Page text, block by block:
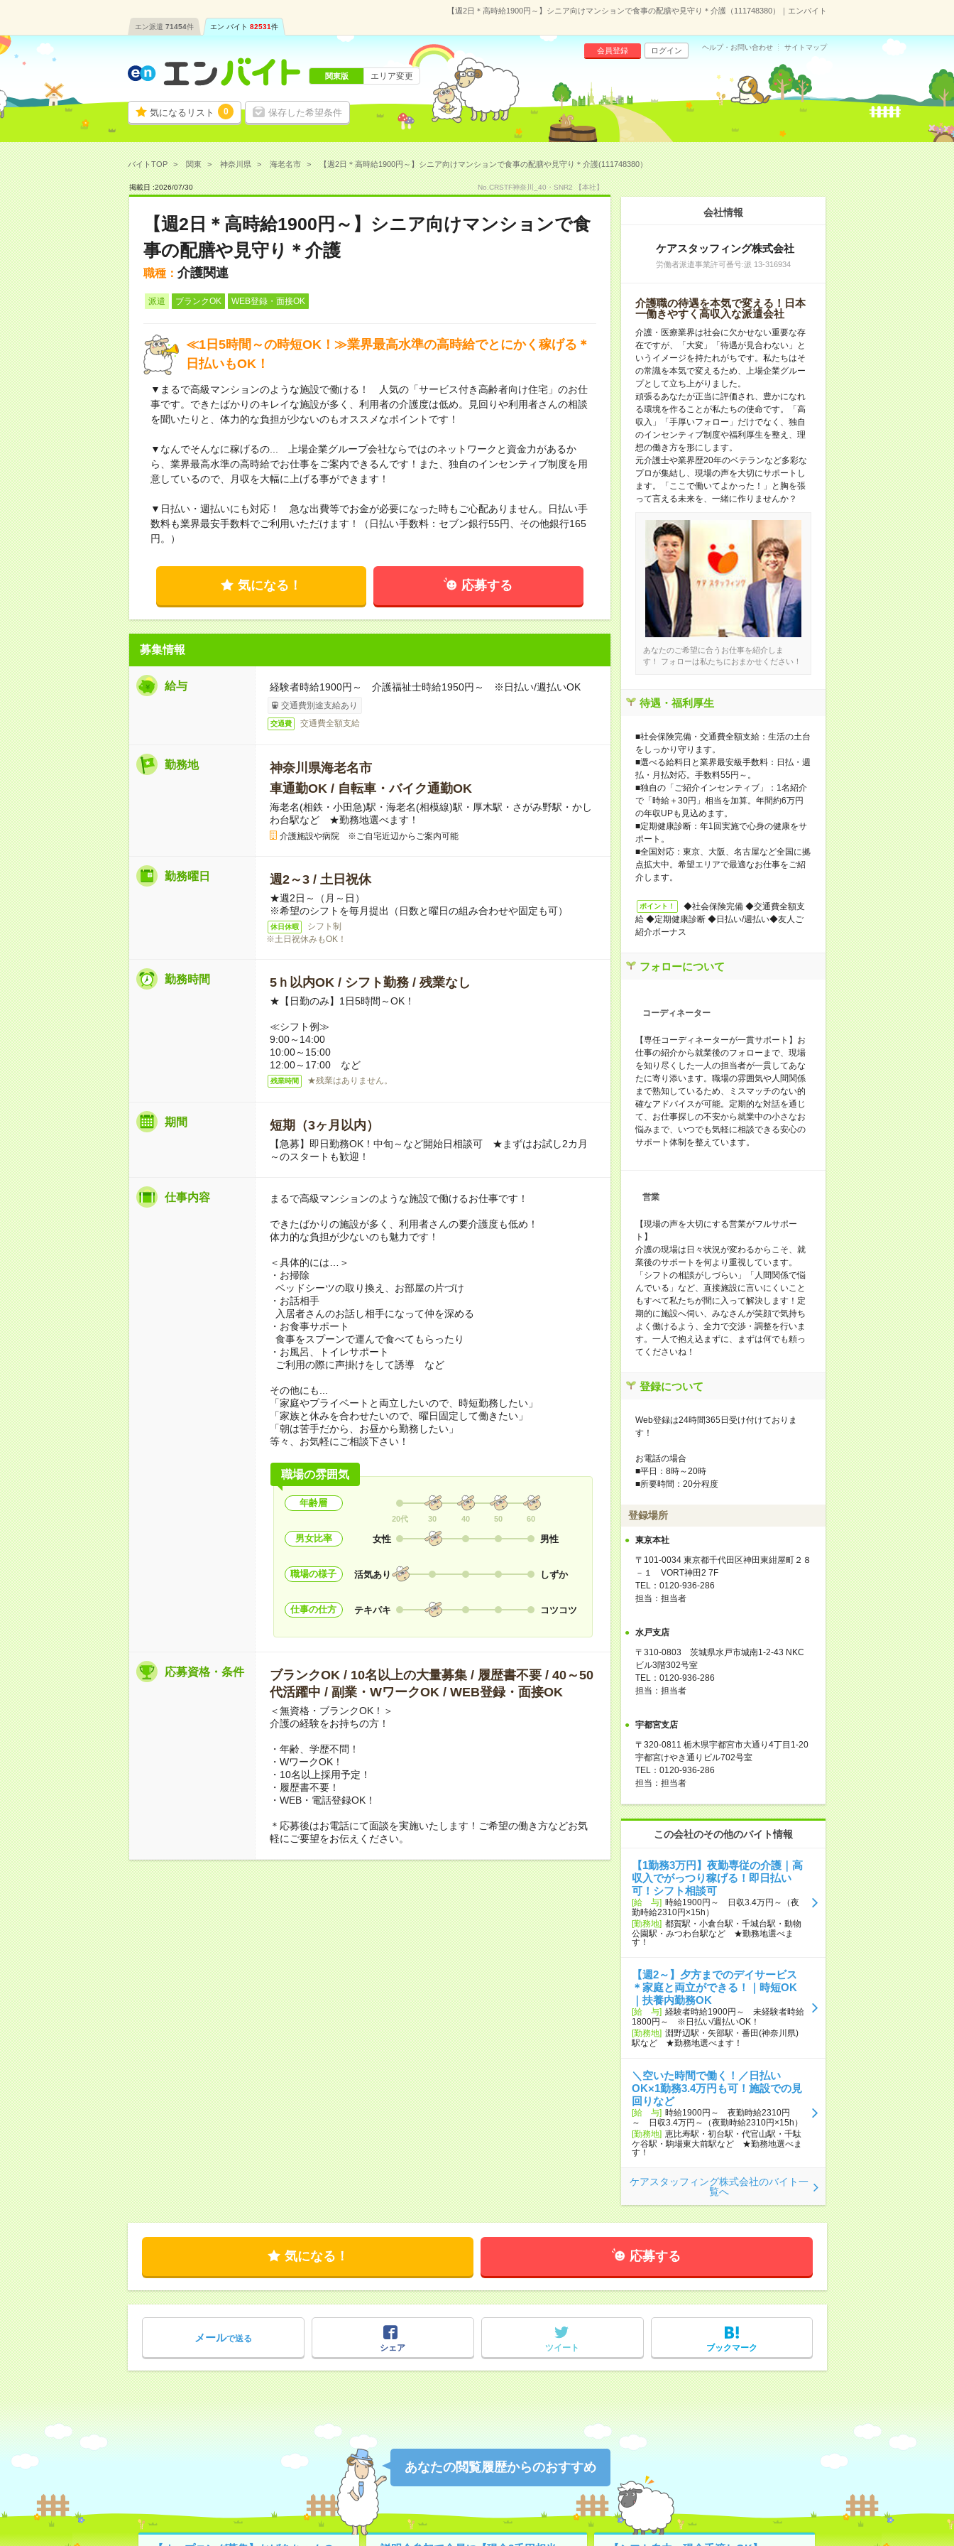
【週2日＊高時給1900円～】シニア向けマンションで食事の配膳や見守り＊介護（111748380）｜エンバイト
エン派遣 71454件 エン バイト 82531件
気になるリスト 0 保存した希望条件
会員登録 ログイン ヘルプ・お問い合わせ サイトマップ
関東版 エリア変更
バイトTOP 関東 神奈川県 海老名市 【週2日＊高時給1900円～】シニア向けマンションで食事の配膳や見守り＊介護(111748380）
掲載日 :2026/07/30 No.CRSTF神奈川_40・SNR2 【本社】
【週2日＊高時給1900円～】シニア向けマンションで食
事の配膳や見守り＊介護
職種： 介護関連
派遣 ブランクOK WEB登録・面接OK
≪1日5時間～の時短OK！≫業界最高水準の高時給でとにかく稼げる＊
日払いもOK！
▼まるで高級マンションのような施設で働ける！ 人気の「サービス付き高齢者向け住宅」のお仕
事です。できたばかりのキレイな施設が多く、利用者の介護度は低め。見回りや利用者さんの相談
を聞いたりと、体力的な負担が少ないのもオススメなポイントです！
▼なんでそんなに稼げるの... 上場企業グループ会社ならではのネットワークと資金力があるか
ら、業界最高水準の高時給でお仕事をご案内できるんです！また、独自のインセンティブ制度を用
意しているので、月収を大幅に上げる事ができます！
▼日払い・週払いにも対応！ 急な出費等でお金が必要になった時もご心配ありません。日払い手
数料も業界最安手数料でご利用いただけます！（日払い手数料：セブン銀行55円、その他銀行165
円。）
気になる！ 応募する
募集情報
給与 経験者時給1900円～ 介護福祉士時給1950円～ ※日払い/週払いOK
交通費別途支給あり
交通費 交通費全額支給
勤務地
神奈川県海老名市
車通勤OK / 自転車・バイク通勤OK
海老名(相鉄・小田急)駅・海老名(相模線)駅・厚木駅・さがみ野駅・かし
わ台駅など ★勤務地選べます！
介護施設や病院 ※ご自宅近辺からご案内可能
勤務曜日 週2～3 / 土日祝休
★週2日～（月～日）
※希望のシフトを毎月提出（日数と曜日の組み合わせや固定も可）
休日休暇
シフト制
※土日祝休みもOK！
勤務時間 5ｈ以内OK / シフト勤務 / 残業なし
★【日勤のみ】1日5時間～OK！
≪シフト例≫
9:00～14:00
10:00～15:00
12:00～17:00 など
残業時間 ★残業はありません。
期間 短期（3ヶ月以内）
【急募】即日勤務OK！中旬～など開始日相談可 ★まずはお試し2カ月
～のスタートも歓迎！
仕事内容 まるで高級マンションのような施設で働けるお仕事です！
できたばかりの施設が多く、利用者さんの要介護度も低め！
体力的な負担が少ないのも魅力です！
＜具体的には…＞
・お掃除
ベッドシーツの取り換え、お部屋の片づけ
・お話相手
入居者さんのお話し相手になって仲を深める
・お食事サポート
食事をスプーンで運んで食べてもらったり
・お風呂、トイレサポート
ご利用の際に声掛けをして誘導 など
その他にも...
「家庭やプライベートと両立したいので、時短勤務したい」
「家族と休みを合わせたいので、曜日固定して働きたい」
「朝は苦手だから、お昼から勤務したい」
等々、お気軽にご相談下さい！
職場の雰囲気
年齢層
20代 30 40 50 60
男女比率 女性 男性
職場の様子 活気あり しずか
仕事の仕方 テキパキ コツコツ
応募資格・条件
ブランクOK / 10名以上の大量募集 / 履歴書不要 / 40～50
代活躍中 / 副業・WワークOK / WEB登録・面接OK
＜無資格・ブランクOK！＞
介護の経験をお持ちの方！
・年齢、学歴不問！
・WワークOK！
・10名以上採用予定！
・履歴書不要！
・WEB・電話登録OK！
＊応募後はお電話にて面談を実施いたします！ご希望の働き方などお気
軽にご要望をお伝えください。
会社情報
ケアスタッフィング株式会社
労働者派遣事業許可番号:派 13-316934
介護職の待遇を本気で変える！日本
一働きやすく高収入な派遣会社
介護・医療業界は社会に欠かせない重要な存
在ですが、「大変」「待遇が見合わない」と
いうイメージを持たれがちです。私たちはそ
の常識を本気で変えるため、上場企業グルー
プとして立ち上がりました。
頑張るあなたが正当に評価され、豊かになれ
る環境を作ることが私たちの使命です。「高
収入」「手厚いフォロー」だけでなく、独自
のインセンティブ制度や福利厚生を整え、理
想の働き方を形にします。
元介護士や業界歴20年のベテランなど多彩な
プロが集結し、現場の声を大切にサポートし
ます。「ここで働いてよかった！」と胸を張
って言える未来を、一緒に作りませんか？
あなたのご希望に合うお仕事を紹介しま
す！ フォローは私たちにおまかせください！
待遇・福利厚生
■社会保険完備・交通費全額支給：生活の土台
をしっかり守ります。
■選べる給料日と業界最安級手数料：日払・週
払・月払対応。手数料55円～。
■独自の「ご紹介インセンティブ」：1名紹介
で「時給＋30円」相当を加算。年間約6万円
の年収UPも見込めます。
■定期健康診断：年1回実施で心身の健康をサ
ポート。
■全国対応：東京、大阪、名古屋など全国に拠
点拡大中。希望エリアで最適なお仕事をご紹
介します。
ポイント！
◆社会保険完備 ◆交通費全額支
給 ◆定期健康診断 ◆日払い/週払い◆友人ご
紹介ボーナス
フォローについて
コーディネーター
【専任コーディネーターが一貫サポート】お
仕事の紹介から就業後のフォローまで、現場
を知り尽くした一人の担当者が一貫してあな
たに寄り添います。職場の雰囲気や人間関係
まで熟知しているため、ミスマッチのない的
確なアドバイスが可能。定期的な対話を通じ
て、お仕事探しの不安から就業中の小さなお
悩みまで、いつでも気軽に相談できる安心の
サポート体制を整えています。
営業
【現場の声を大切にする営業がフルサポー
ト】
介護の現場は日々状況が変わるからこそ、就
業後のサポートを何より重視しています。
「シフトの相談がしづらい」「人間関係で悩
んでいる」など、直接施設に言いにくいこと
もすべて私たちが間に入って解決します！定
期的に施設へ伺い、みなさんが笑顔で気持ち
よく働けるよう、全力で交渉・調整を行いま
す。一人で抱え込まずに、まずは何でも頼っ
てくださいね！
登録について
Web登録は24時間365日受け付けておりま
す！
お電話の場合
■平日：8時～20時
■所要時間：20分程度
登録場所
東京本社
〒101-0034 東京都千代田区神田東紺屋町２８
－１ VORT神田2 7F
TEL：0120-936-286
担当：担当者
水戸支店
〒310-0803 茨城県水戸市城南1-2-43 NKC
ビル3階302号室
TEL：0120-936-286
担当：担当者
宇都宮支店
〒320-0811 栃木県宇都宮市大通り4丁目1-20
宇都宮けやき通りビル702号室
TEL：0120-936-286
担当：担当者
この会社のその他のバイト情報
【1勤務3万円】夜勤専従の介護｜高
収入でがっつり稼げる！即日払い
可！シフト相談可
[給 与] 時給1900円～ 日収3.4万円～（夜
勤時給2310円×15h）
[勤務地] 都賀駅・小倉台駅・千城台駅・動物
公園駅・みつわ台駅など ★勤務地選べま
す！
【週2～】夕方までのデイサービス
＊家庭と両立ができる！｜時短OK
｜扶養内勤務OK
[給 与] 経験者時給1900円～ 未経験者時給
1800円～ ※日払い/週払いOK！
[勤務地] 淵野辺駅・矢部駅・番田(神奈川県)
駅など ★勤務地選べます！
＼空いた時間で働く！／日払い
OK×1勤務3.4万円も可！施設での見
回りなど
[給 与] 時給1900円～ 夜勤時給2310円
～ 日収3.4万円～（夜勤時給2310円×15h）
[勤務地] 恵比寿駅・初台駅・代官山駅・千駄
ケ谷駅・駒場東大前駅など ★勤務地選べま
す！
ケアスタッフィング株式会社のバイト一
覧へ
気になる！ 応募する
メールで送る
シェア
ツイート ブックマーク
あなたの閲覧履歴からのおすすめ